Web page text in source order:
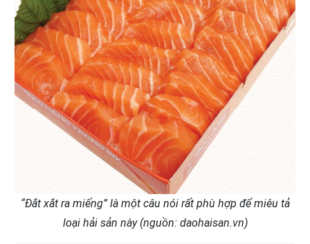
“Đắt xắt ra miếng” là một câu nói rất phù hợp để miêu tả
loại hải sản này (nguồn: daohaisan.vn)